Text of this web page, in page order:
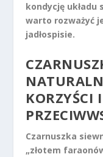
kondycję
warto rozważyć
jadłospisie.
KORZYŚCI I
Czarnuszka
„złotem